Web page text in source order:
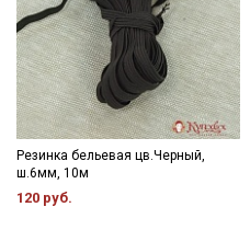
Резинка бельевая цв.Черный,
ш.6мм, 10м
120 руб.